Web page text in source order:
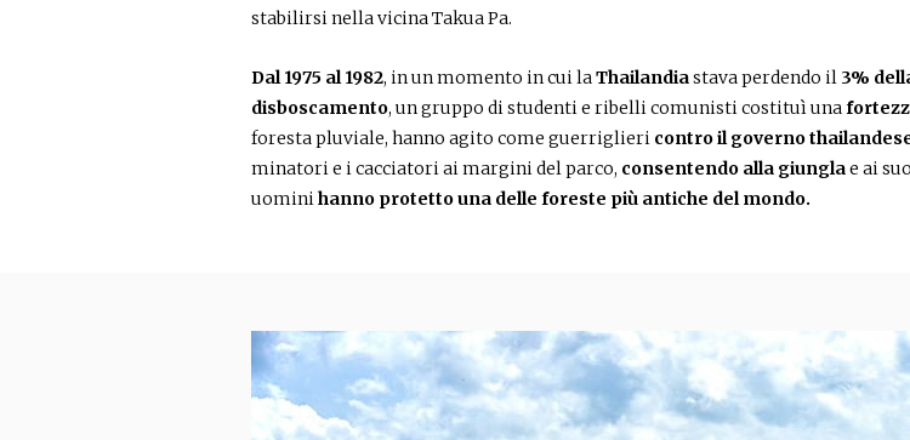
stabilirsi nella vicina Takua Pa.
Dal 1975 al 1982, in un momento in cui laThailandiastava perdendo il 3%
disboscamento, un gruppo di studenti e ribelli comunisti costituì una
foresta pluviale, hanno agito come guerriglieri contro il governo
minatori e i cacciatori ai margini del parco, consentendo alla giunglae ai
uominihanno protetto una delle foreste più antiche del mondo.